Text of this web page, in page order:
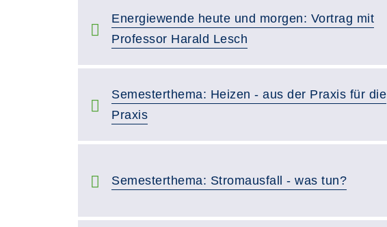
Energiewende heute und morgen: Vortrag mit
Professor Harald Lesch
Semesterthema: Heizen - aus der Praxis für die
Praxis
Semesterthema: Stromausfall - was tun?